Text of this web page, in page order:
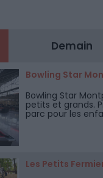
Demain
Bowling Star
Bowling Star
petits et grands.
parc pour les
Les Petits